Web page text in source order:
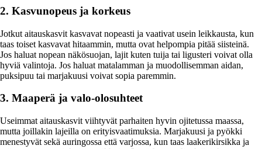
2. Kasvunopeus ja korkeus
Jotkut aitauskasvit kasvavat nopeasti ja vaativat usein leikkausta, kun
taas toiset kasvavat hitaammin, mutta ovat helpompia pitää siisteinä.
Jos haluat nopean näkösuojan, lajit kuten tuija tai ligusteri voivat olla
hyviä valintoja. Jos haluat matalamman ja muodollisemman aidan,
puksipuu tai marjakuusi voivat sopia paremmin.
3. Maaperä ja valo-olosuhteet
Useimmat aitauskasvit viihtyvät parhaiten hyvin ojitetussa maassa,
mutta joillakin lajeilla on erityisvaatimuksia. Marjakuusi ja pyökki
menestyvät sekä auringossa että varjossa, kun taas laakerikirsikka ja